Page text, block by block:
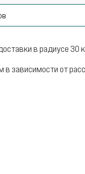
в радиусе 30
зависимости от